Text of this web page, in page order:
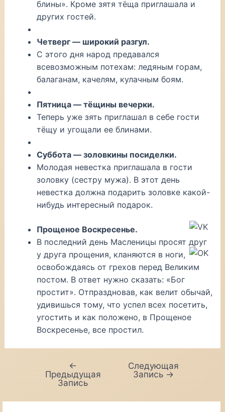
блины». Кроме зятя тёща приглашала и
других гостей.
Четверг — широкий разгул.
С этого дня народ предавался
всевозможным потехам: ледяным горам,
балаганам, качелям, кулачным боям.
Пятница — тёщины вечерки.
Теперь уже зять приглашал в себе гости
тёщу и угощали ее блинами.
Суббота — золовкины посиделки.
Молодая невестка приглашала в гости
золовку (сестру мужа). В этот день
невестка должна подарить золовке какой-
нибудь интересный подарок.
Прощеное Воскресенье.
В последний день Масленицы просят друг
у друга прощения, кланяются в ноги,
освобождаясь от грехов перед Великим
постом. В ответ нужно сказать: «Бог
простит». Отпраздновав, как велит обычай,
удивишься тому, что успел всех посетить,
угостить и как положено, в Прощеное
Воскресенье, все простил.
Навигация←
Предыдущая
Запись
Следующая
Запись →